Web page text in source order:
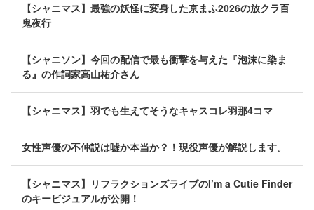
【シャニマス】最強の妖怪に変身した京まふ2026の放クラ百
鬼夜行
【シャニソン】今回の配信で最も衝撃を与えた『泡沫に染ま
る』の作詞家高山祐介さん
【シャニマス】羽でも生えてそうなキャスコレ羽那4コマ
女性声優の不仲説は嘘か本当か？！現役声優が解説します。
【シャニマス】リフラクションズライブのI’m a Cutie Finder
のキービジュアルが公開！